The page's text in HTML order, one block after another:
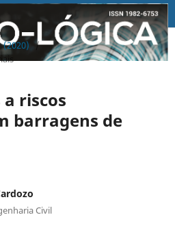
(2020) /
riscos
barragens de
Civil